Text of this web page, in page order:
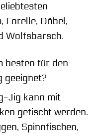
Forelle, Döbel,
Wolfsbarsch.
besten für den
geeignet?
Jig kann mit
gefischt werden.
Spinnfischen,